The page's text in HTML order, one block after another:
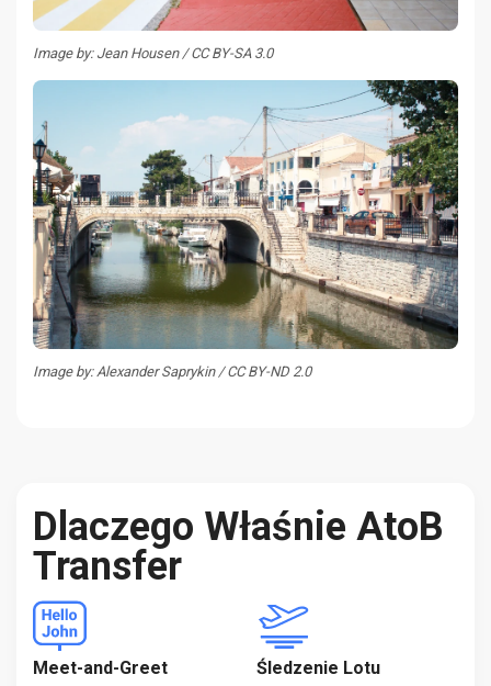
Image by: Jean Housen / CC BY-SA 3.0
Image by: Alexander Saprykin / CC BY-ND 2.0
Dlaczego Właśnie AtoB
Transfer
Meet-and-Greet Śledzenie Lotu